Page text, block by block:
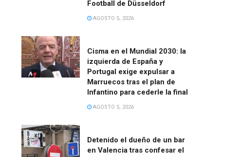
Football de Düsseldorf
AGOSTO 5, 2026
Cisma en el Mundial 2030: la
izquierda de España y
Portugal exige expulsar a
Marruecos tras el plan de
Infantino para cederle la final
AGOSTO 5, 2026
Detenido el dueño de un bar
en Valencia tras confesar el